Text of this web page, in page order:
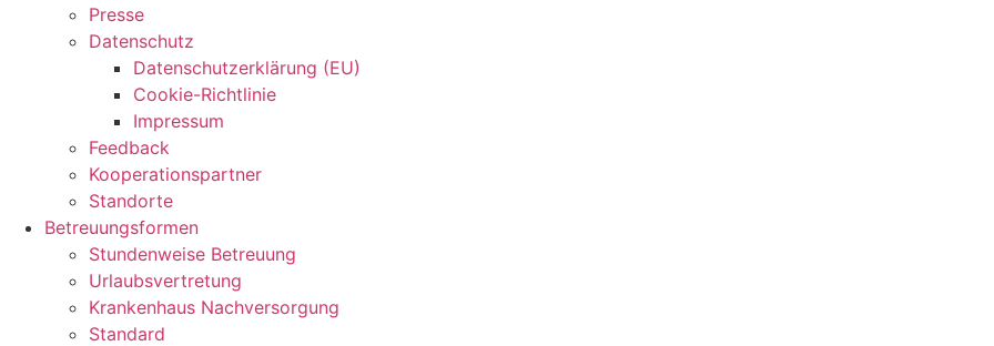
Presse
Datenschutz
Datenschutzerklärung (EU)
Cookie-Richtlinie
Impressum
Feedback
Kooperationspartner
Standorte
Betreuungsformen
Stundenweise Betreuung
Urlaubsvertretung
Krankenhaus Nachversorgung
Standard